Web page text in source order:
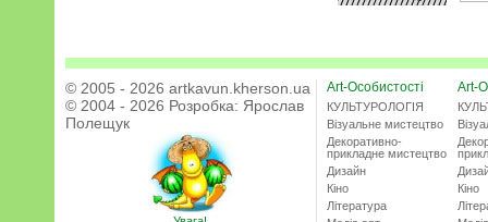
© 2005 - 2026 artkavun.kherson.ua
© 2004 - 2026 Розробка: Ярослав
Полещук
Art-Особистості
КУЛЬТУРОЛОГІЯ
Візуальне мистецтво
Декоративно-
прикладне мистецтво
Дизайн
Кіно
Література
Art-
Кіно